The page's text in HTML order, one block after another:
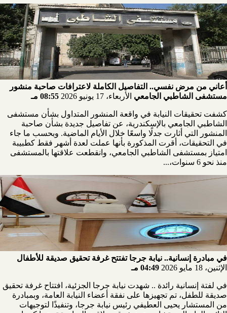
أعاني من مرض نفسي.. التفاصيل الكاملة لاعترافات صاحبة منشور
مستشفى الشاطبي الجامعي الأربعاء، 17 يونيو 2026 08:55 مـ
كشفت تحقيقات النيابة في واقعة المنشور المتداول بشأن مستشفى
الشاطبي الجامعي بالإسكندرية، عن تفاصيل جديدة بشأن صاحبة
المنشور التي أثارت جدلًا واسعًا خلال الأيام الماضية. وبحسب ما جاء
في التحقيقات، أقرت المذكورة بأنها عملت لعدة أشهر فقط كطبيبة
امتياز بمستشفى الشاطبي الجامعي، وانقطعت علاقتها بالمستشفى
منذ نحو 6 سنوات،...
في مبادرة إنسانية.. نيابة جرجا تفتتح غرفة تحقيق صديقة للأطفال
الإثنين، 18 مايو 2026
04:49 مـ
في لفتة إنسانية رائدة .. شهدت نيابة جرجا الجزئية، افتتاح غرفة تحقيق
صديقة للطفل، تم تجهيزها على نفقة أعضاء النيابة العامة، وبمبادرة
من المستشار يحيى العطيفي رئيس نيابة جرجا، وتنفيذًا لتوجيهات